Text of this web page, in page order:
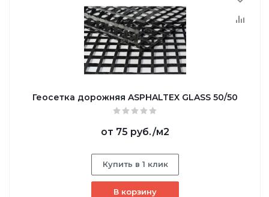
Геосетка дорожняя ASPHALTEX GLASS 50/50
от 75 руб./м2
Купить в 1 клик
В корзину